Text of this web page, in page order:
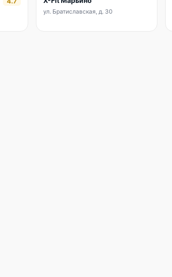
ул. Братиславская, д. 30